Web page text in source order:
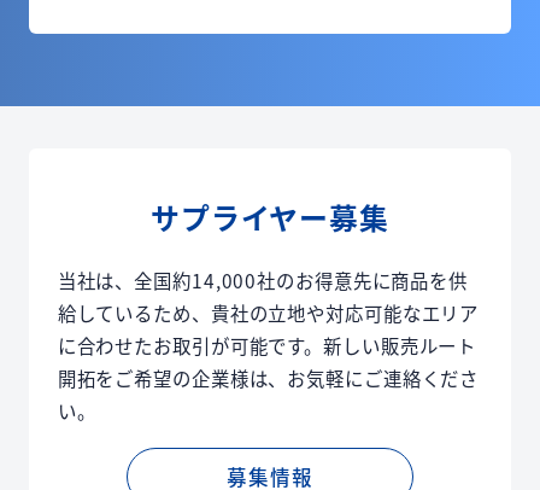
サプライヤー募集
当社は、全国約14,000社のお得意先に商品を供
給しているため、貴社の立地や対応可能なエリア
に合わせたお取引が可能です。新しい販売ルート
開拓をご希望の企業様は、お気軽にご連絡くださ
い。
募集情報